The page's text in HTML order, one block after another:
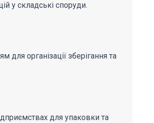
у складські споруди.
організації зберігання та
для упаковки та